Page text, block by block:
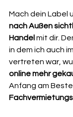
Mach dein Label
nach Außen
Handel mit dir.
in dem ich auch im
vertreten war,
online mehr
Anfang am